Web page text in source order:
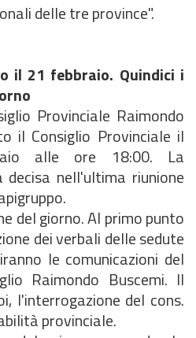
delle tre province".
il 21 febbraio. Quindici i
Provinciale Raimondo
il Consiglio Provinciale il
alle ore 18:00. La
nell'ultima riunione
del giorno. Al primo punto
dei verbali delle sedute
le comunicazioni del
Raimondo Buscemi. Il
l'interrogazione del cons.
provinciale.